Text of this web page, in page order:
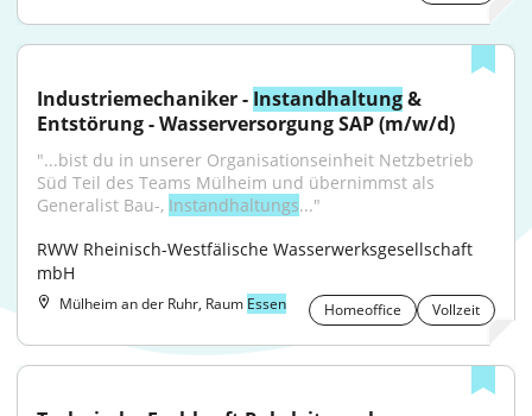
Industriemechaniker - Instandhaltung &
Entstörung - Wasserversorgung SAP (m/w/d)
"...bist du in unserer Organisationseinheit Netzbetrieb
Süd Teil des Teams Mülheim und übernimmst als
Generalist Bau-, Instandhaltungs..."
RWW Rheinisch-Westfälische Wasserwerksgesellschaft
mbH
Mülheim an der Ruhr, Raum Essen Homeoffice Vollzeit